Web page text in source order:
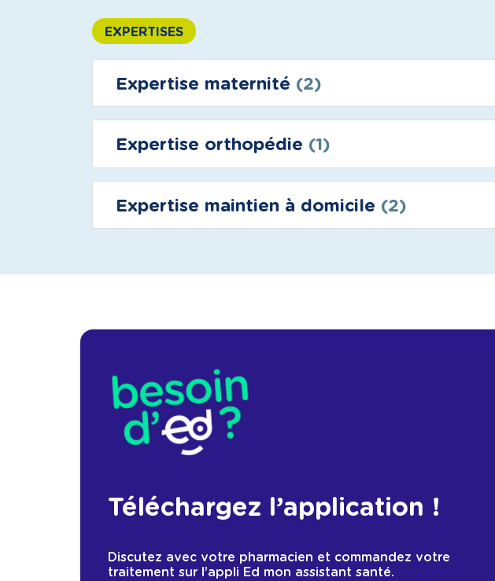
EXPERTISES
Expertise maternité (2)
Expertise orthopédie (1)
Expertise maintien à domicile (2)
Téléchargez l’application !
Discutez avec votre pharmacien et commandez votre
traitement sur l’appli Ed mon assistant santé.